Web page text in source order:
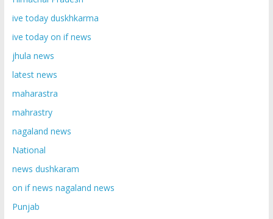
ive today duskhkarma
ive today on if news
jhula news
latest news
maharastra
mahrastry
nagaland news
National
news dushkaram
on if news nagaland news
Punjab